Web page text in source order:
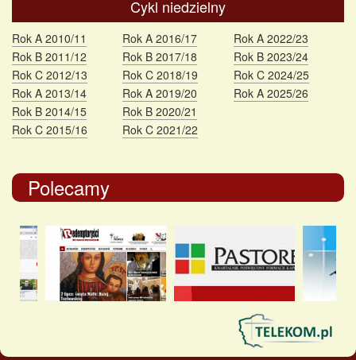
Cykl niedzielny
Rok A 2010/11
Rok B 2011/12
Rok C 2012/13
Rok A 2013/14
Rok B 2014/15
Rok C 2015/16
Rok A 2016/17
Rok B 2017/18
Rok C 2018/19
Rok A 2019/20
Rok B 2020/21
Rok C 2021/22
Rok A 2022/23
Rok B 2023/24
Rok C 2024/25
Rok A 2025/26
Polecamy